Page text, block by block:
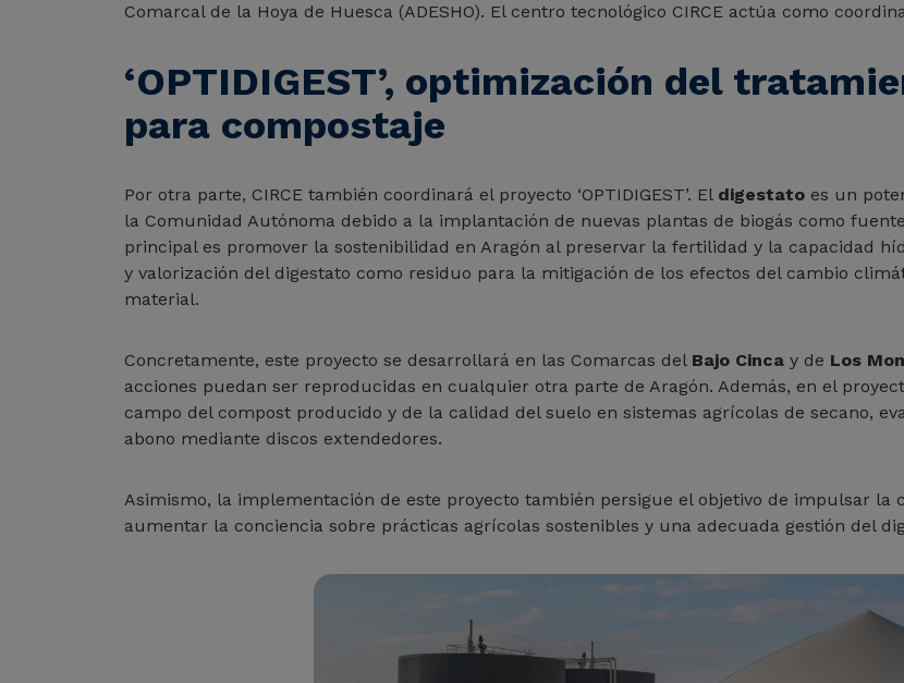
Comarcal de la Hoya de Huesca (ADESHO). El centro tecnológico CIRCE actúa como
‘OPTIDIGEST’, optimización del
para compostaje
Por otra parte, CIRCE también coordinará el proyecto ‘OPTIDIGEST’. El digestato es un
la Comunidad Autónoma debido a la implantación de nuevas plantas de biogás como
principal es promover la sostenibilidad en Aragón al preservar la fertilidad y la capacidad
y valorización del digestato como residuo para la mitigación de los efectos del cambio
material.
Concretamente, este proyecto se desarrollará en las Comarcas del Bajo Cinca y de Los
acciones puedan ser reproducidas en cualquier otra parte de Aragón. Además, en el
campo del compost producido y de la calidad del suelo en sistemas agrícolas de secano,
abono mediante discos extendedores.
Asimismo, la implementación de este proyecto también persigue el objetivo de impulsar la
aumentar la conciencia sobre prácticas agrícolas sostenibles y una adecuada gestión del